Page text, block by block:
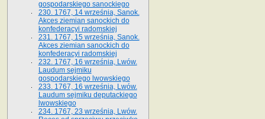
gospodarskiego sanockiego
230. 1767, 14 września, Sanok.
Akces ziemian sanockich do
konfederacyi radomskiej
231. 1767, 15 września, Sanok.
Akces ziemian sanockich do
konfederacyi radomskiej
232. 1767, 16 września, Lwów.
Laudum sejmiku
gospodarskiego lwowskiego
233. 1767, 16 września, Lwów.
Laudum sejmiku deputackiego
lwowskiego
234. 1767, 23 września, Lwów.